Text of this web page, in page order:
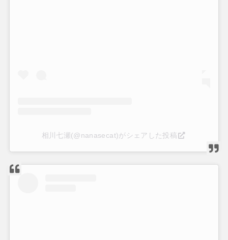
相川七瀬(@nanasecat)がシェアした投稿